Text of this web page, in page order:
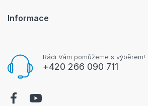
Rádi Vám pomůžeme s výběrem!
+420 266 090 711
Informace